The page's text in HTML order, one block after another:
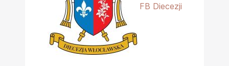
FB Diecezji